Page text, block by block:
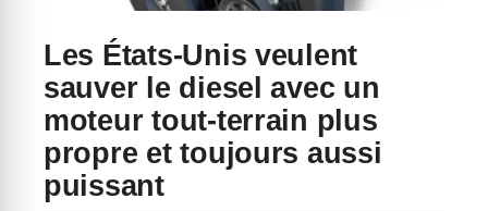
Les États-Unis veulent
sauver le diesel avec un
moteur tout-terrain plus
propre et toujours aussi
puissant